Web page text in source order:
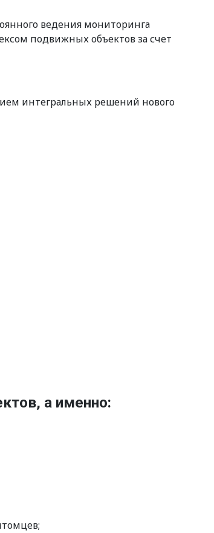
ведения мониторинга
подвижных объектов за счет
интегральных решений нового
а именно: